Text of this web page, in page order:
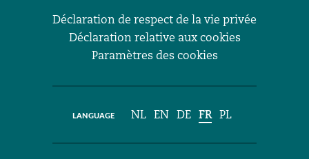
Déclaration de respect de la vie privée
Déclaration relative aux cookies
Paramètres des cookies
NL EN DE FR PL